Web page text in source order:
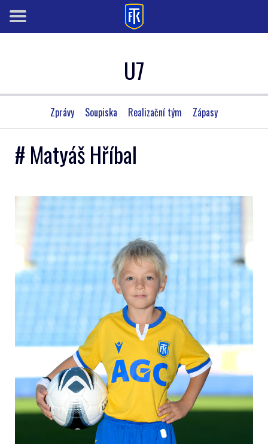
U7
Zprávy Soupiska Realizační tým Zápasy
# Matyáš Hříbal